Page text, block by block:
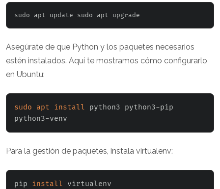
sudo apt update sudo apt upgrade
Asegúrate de que Python y los paquetes necesarios
estén instalados. Aquí te mostramos cómo configurarlo
en Ubuntu:
sudo apt install python3 python3-pip
python3-venv
Para la gestión de paquetes, instala virtualenv:
pip install virtualenv